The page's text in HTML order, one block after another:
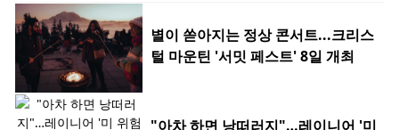
별이 쏟아지는 정상 콘서트...크리스
털 마운틴 '서밋 페스트' 8일 개최
"아차 하면 낭떠러지"…레이니어 '미